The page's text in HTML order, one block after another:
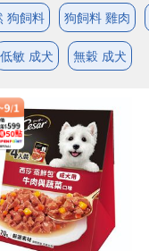
狗飼料 狗飼料 雞肉
低敏 成犬 無穀 成犬